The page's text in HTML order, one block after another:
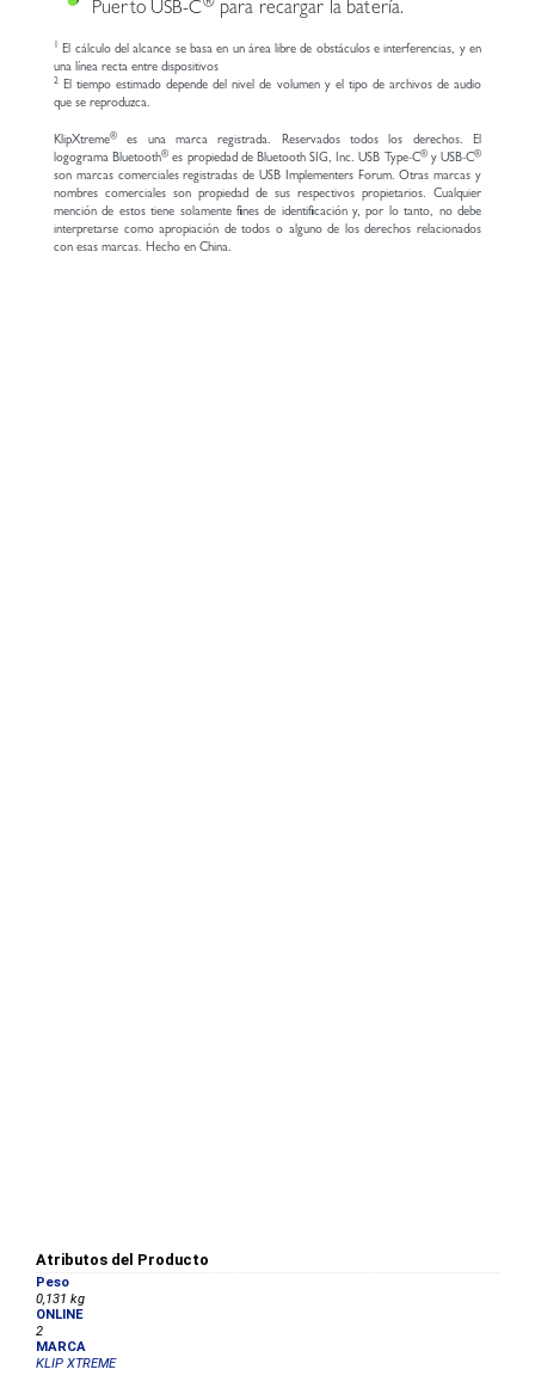
Atributos del Producto
Peso
0,131 kg
ONLINE
2
MARCA
KLIP XTREME